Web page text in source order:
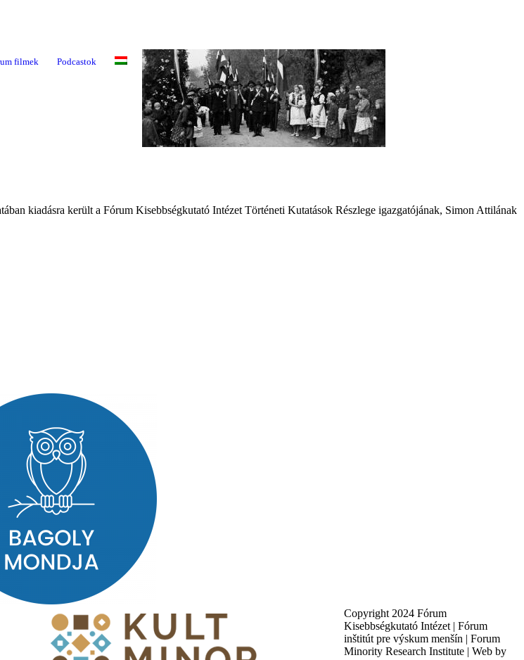
filmek Podcastok
kiadásra került a Fórum Kisebbségkutató Intézet Történeti Kutatások Részlege igazgatójának, Simon Attilának
Copyright 2024 Fórum
Kisebbségkutató Intézet | Fórum
inštitút pre výskum menšín | Forum
Minority Research Institute | Web by